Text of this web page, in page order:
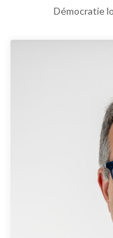
Démocratie